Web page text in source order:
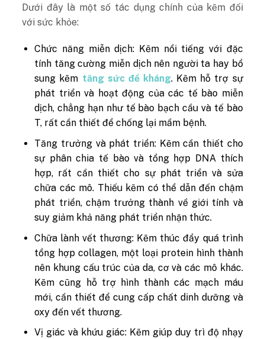
Dưới đây là một số tác dụng chính của kẽm đối
với sức khỏe:
Chức năng miễn dịch: Kẽm nổi tiếng với đặc
tính tăng cường miễn dịch nên người ta hay bổ
sung kẽm tăng sức đề kháng. Kẽm hỗ trợ sự
phát triển và hoạt động của các tế bào miễn
dịch, chẳng hạn như tế bào bạch cầu và tế bào
T, rất cần thiết để chống lại mầm bệnh.
Tăng trưởng và phát triển: Kẽm cần thiết cho
sự phân chia tế bào và tổng hợp DNA thích
hợp, rất cần thiết cho sự phát triển và sửa
chữa các mô. Thiếu kẽm có thể dẫn đến chậm
phát triển, chậm trưởng thành về giới tính và
suy giảm khả năng phát triển nhận thức.
Chữa lành vết thương: Kẽm thúc đẩy quá trình
tổng hợp collagen, một loại protein hình thành
nên khung cấu trúc của da, cơ và các mô khác.
Kẽm cũng hỗ trợ hình thành các mạch máu
mới, cần thiết để cung cấp chất dinh dưỡng và
oxy đến vết thương.
Vị giác và khứu giác: Kẽm giúp duy trì độ nhạy